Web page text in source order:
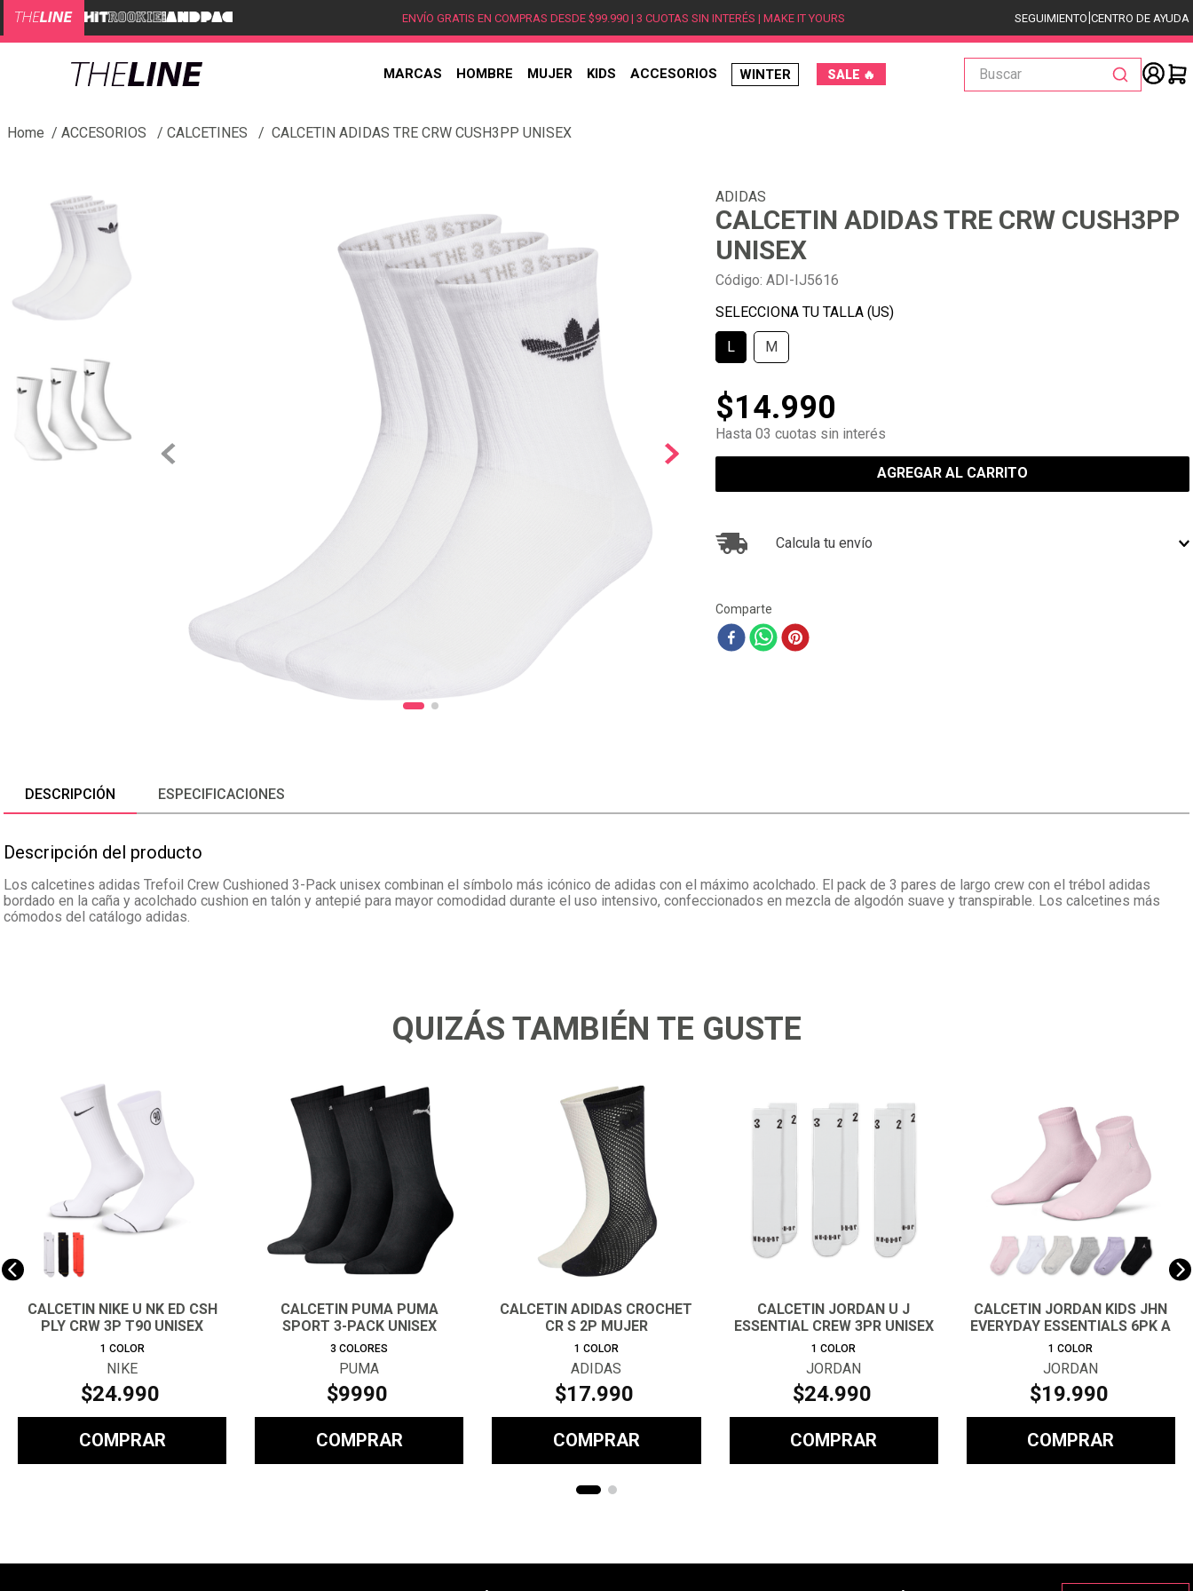
ENVÍO GRATIS EN COMPRAS DESDE $99.990 | 3 CUOTAS SIN INTERÉS | MAKE IT YOURS SEGUIMIENTO|CENTRO DE AYUDA
MARCAS HOMBRE MUJER KIDS ACCESORIOS WINTER SALE 🔥
Buscar
ACCESORIOS CALCETINES CALCETIN ADIDAS TRE CRW CUSH3PP UNISEX
ADIDAS
CALCETIN ADIDAS TRE CRW CUSH3PP
UNISEX
Código: ADI-IJ5616
L M
$14.990
Hasta 03 cuotas sin interés
AGREGAR AL CARRITO
Calcula tu envío
Comparte
DESCRIPCIÓN ESPECIFICACIONES
Descripción del producto
Los calcetines adidas Trefoil Crew Cushioned 3-Pack unisex combinan el símbolo más icónico de adidas con el máximo acolchado. El pack de 3 pares de largo crew con el trébol adidas
bordado en la caña y acolchado cushion en talón y antepié para mayor comodidad durante el uso intensivo, confeccionados en mezcla de algodón suave y transpirable. Los calcetines más
cómodos del catálogo adidas.
QUIZÁS TAMBIÉN TE GUSTE
CALCETIN NIKE U NK ED CSH
PLY CRW 3P T90 UNISEX
1 COLOR
NIKE
$24.990
COMPRAR
CALCETIN PUMA PUMA
SPORT 3-PACK UNISEX
3 COLORES
PUMA
$9990
COMPRAR
CALCETIN ADIDAS CROCHET
CR S 2P MUJER
1 COLOR
ADIDAS
$17.990
COMPRAR
CALCETIN JORDAN U J
ESSENTIAL CREW 3PR UNISEX
1 COLOR
JORDAN
$24.990
COMPRAR
CALCETIN JORDAN KIDS JHN
EVERYDAY ESSENTIALS 6PK A
1 COLOR
JORDAN
$19.990
COMPRAR
1.
5.
7.
new balance
8.
zapatillas hombre
zapatillas nike